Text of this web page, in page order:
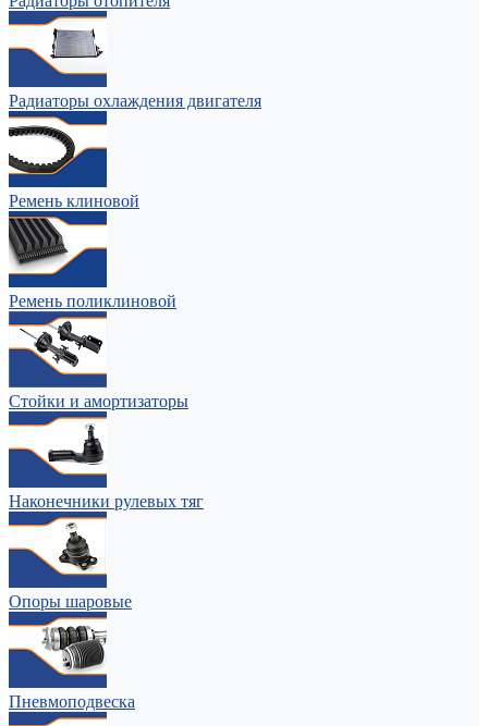
Радиаторы охлаждения двигателя
Ремень клиновой
Ремень поликлиновой
Стойки и амортизаторы
Наконечники рулевых тяг
Опоры шаровые
Пневмоподвеска